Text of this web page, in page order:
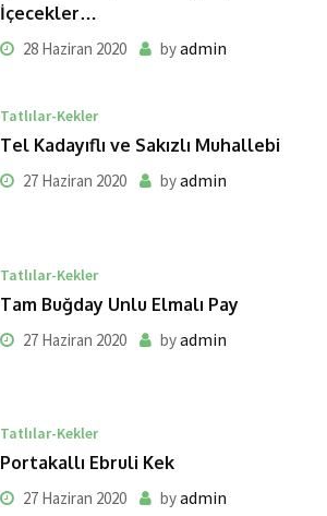
İçecekler…
28 Haziran 2020 byadmin
Tatlılar-Kekler
Tel Kadayıflı ve Sakızlı Muhallebi
27 Haziran 2020 byadmin
Tatlılar-Kekler
Tam Buğday Unlu Elmalı Pay
27 Haziran 2020 byadmin
Tatlılar-Kekler
Portakallı Ebruli Kek
27 Haziran 2020 byadmin